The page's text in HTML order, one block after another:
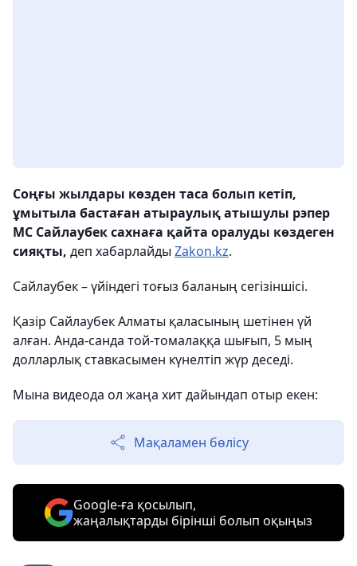
Соңғы жылдары көзден таса болып кетіп,
ұмытыла бастаған атыраулық атышулы рэпер
MC Сайлаубек сахнаға қайта оралуды көздеген
сияқты, деп хабарлайды Zakon.kz.
Сайлаубек – үйіндегі тоғыз баланың сегізіншісі.
Қазір Сайлаубек Алматы қаласының шетінен үй
алған. Анда-санда той-томалаққа шығып, 5 мың
долларлық ставкасымен күнелтіп жүр деседі.
Мына видеода ол жаңа хит дайындап отыр екен:
Мақаламен бөлісу
Google-ға қосылып,
жаңалықтарды бірінші болып оқыңыз